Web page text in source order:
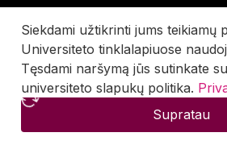
Siekdami užtikrinti jums teikiamų
Universiteto tinklalapiuose
Tęsdami naršymą jūs sutinkate
universiteto slapukų politika.
Supratau